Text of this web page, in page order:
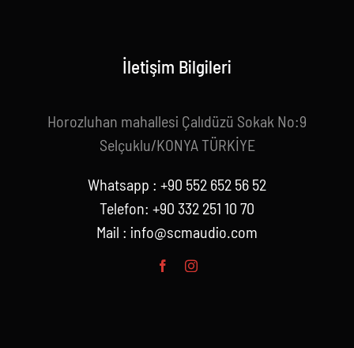
İletişim Bilgileri
Horozluhan mahallesi Çalıdüzü Sokak No:9
Selçuklu/KONYA TÜRKİYE
Whatsapp : +90 552 652 56 52
Telefon: +90 332 251 10 70
Mail : info@scmaudio.com